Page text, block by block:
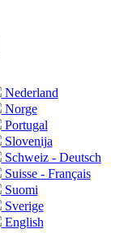
Nederland
Norge
Portugal
Slovenija
Schweiz - Deutsch
Suisse - Français
Suomi
Sverige
English